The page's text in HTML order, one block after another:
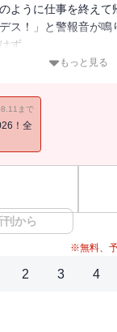
ように仕事を終えて
ス！」と警報音が鳴
ず。
けると、そこには
もっと見る
まで
！全
刊から
※無料、
2 3 4